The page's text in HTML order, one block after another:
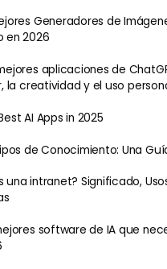
Generadores de
en 2026
aplicaciones de
la creatividad y el uso
AI Apps in 2025
de Conocimiento: Una
una intranet? Significado,
software de IA que